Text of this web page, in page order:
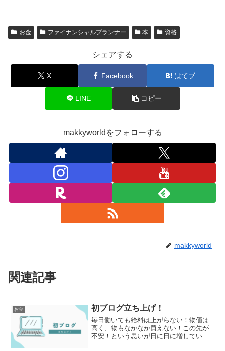
お金 ファイナンシャルプランナー 本 資格
シェアする
X Facebook はてブ
LINE コピー
makkyworldをフォローする
makkyworld
関連記事
お金 初ブログ立ち上げ！
毎日働いても給料は上がらない！物価は
高く、物もなかなか買えない！この先が
不安！という思いが日に日に増していく